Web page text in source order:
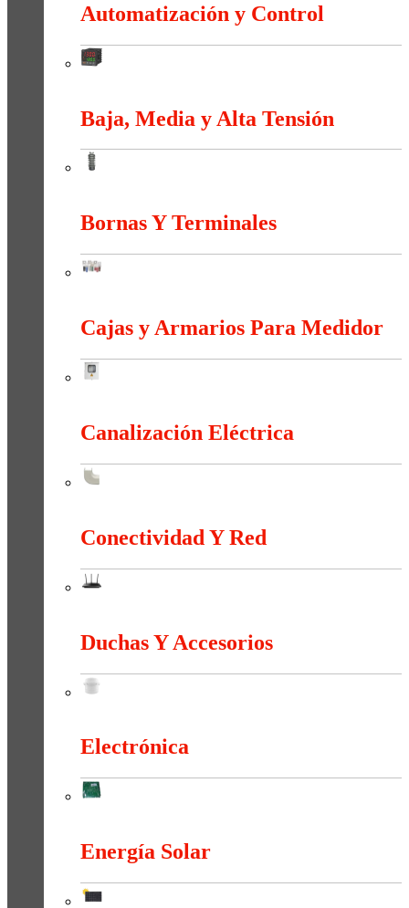
Automatización y Control
Baja, Media y Alta Tensión
Bornas Y Terminales
Cajas y Armarios Para Medidor
Canalización Eléctrica
Conectividad Y Red
Duchas Y Accesorios
Electrónica
Energía Solar